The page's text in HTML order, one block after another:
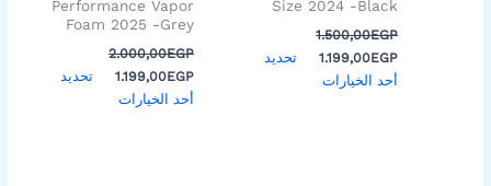
Size 2024 -Black
1.500,00EGP
1.199,00EGP
تحديد
أحد الخيارات
Performance Vapor
Foam 2025 -Grey
2.000,00EGP
1.199,00EGP
تحديد
أحد الخيارات
صفحة